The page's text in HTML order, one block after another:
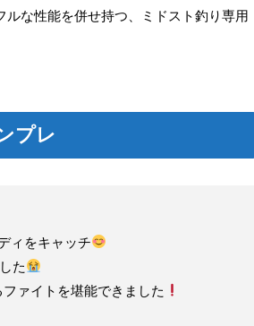
ルな性能を併せ持つ、ミドスト釣り専用
プレ
ィをキャッチ
た
ァイトを堪能できました